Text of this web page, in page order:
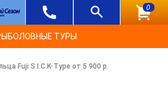
0
ТУРЫ
Fuji S.I.C K-Type от 5 900 р.